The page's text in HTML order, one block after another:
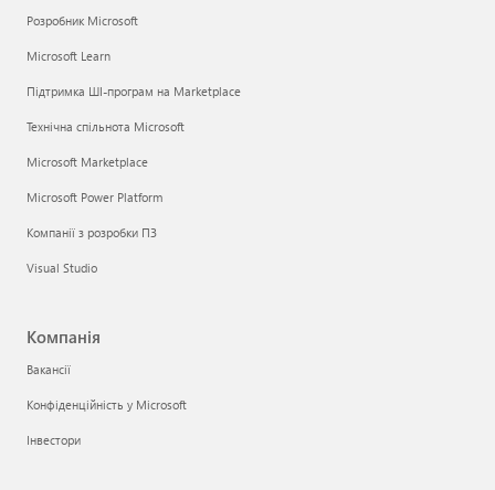
Розробник Microsoft
Microsoft Learn
Підтримка ШІ-програм на Marketplace
Технічна спільнота Microsoft
Microsoft Marketplace
Microsoft Power Platform
Компанії з розробки ПЗ
Visual Studio
Компанія
Вакансії
Конфіденційність у Microsoft
Інвестори